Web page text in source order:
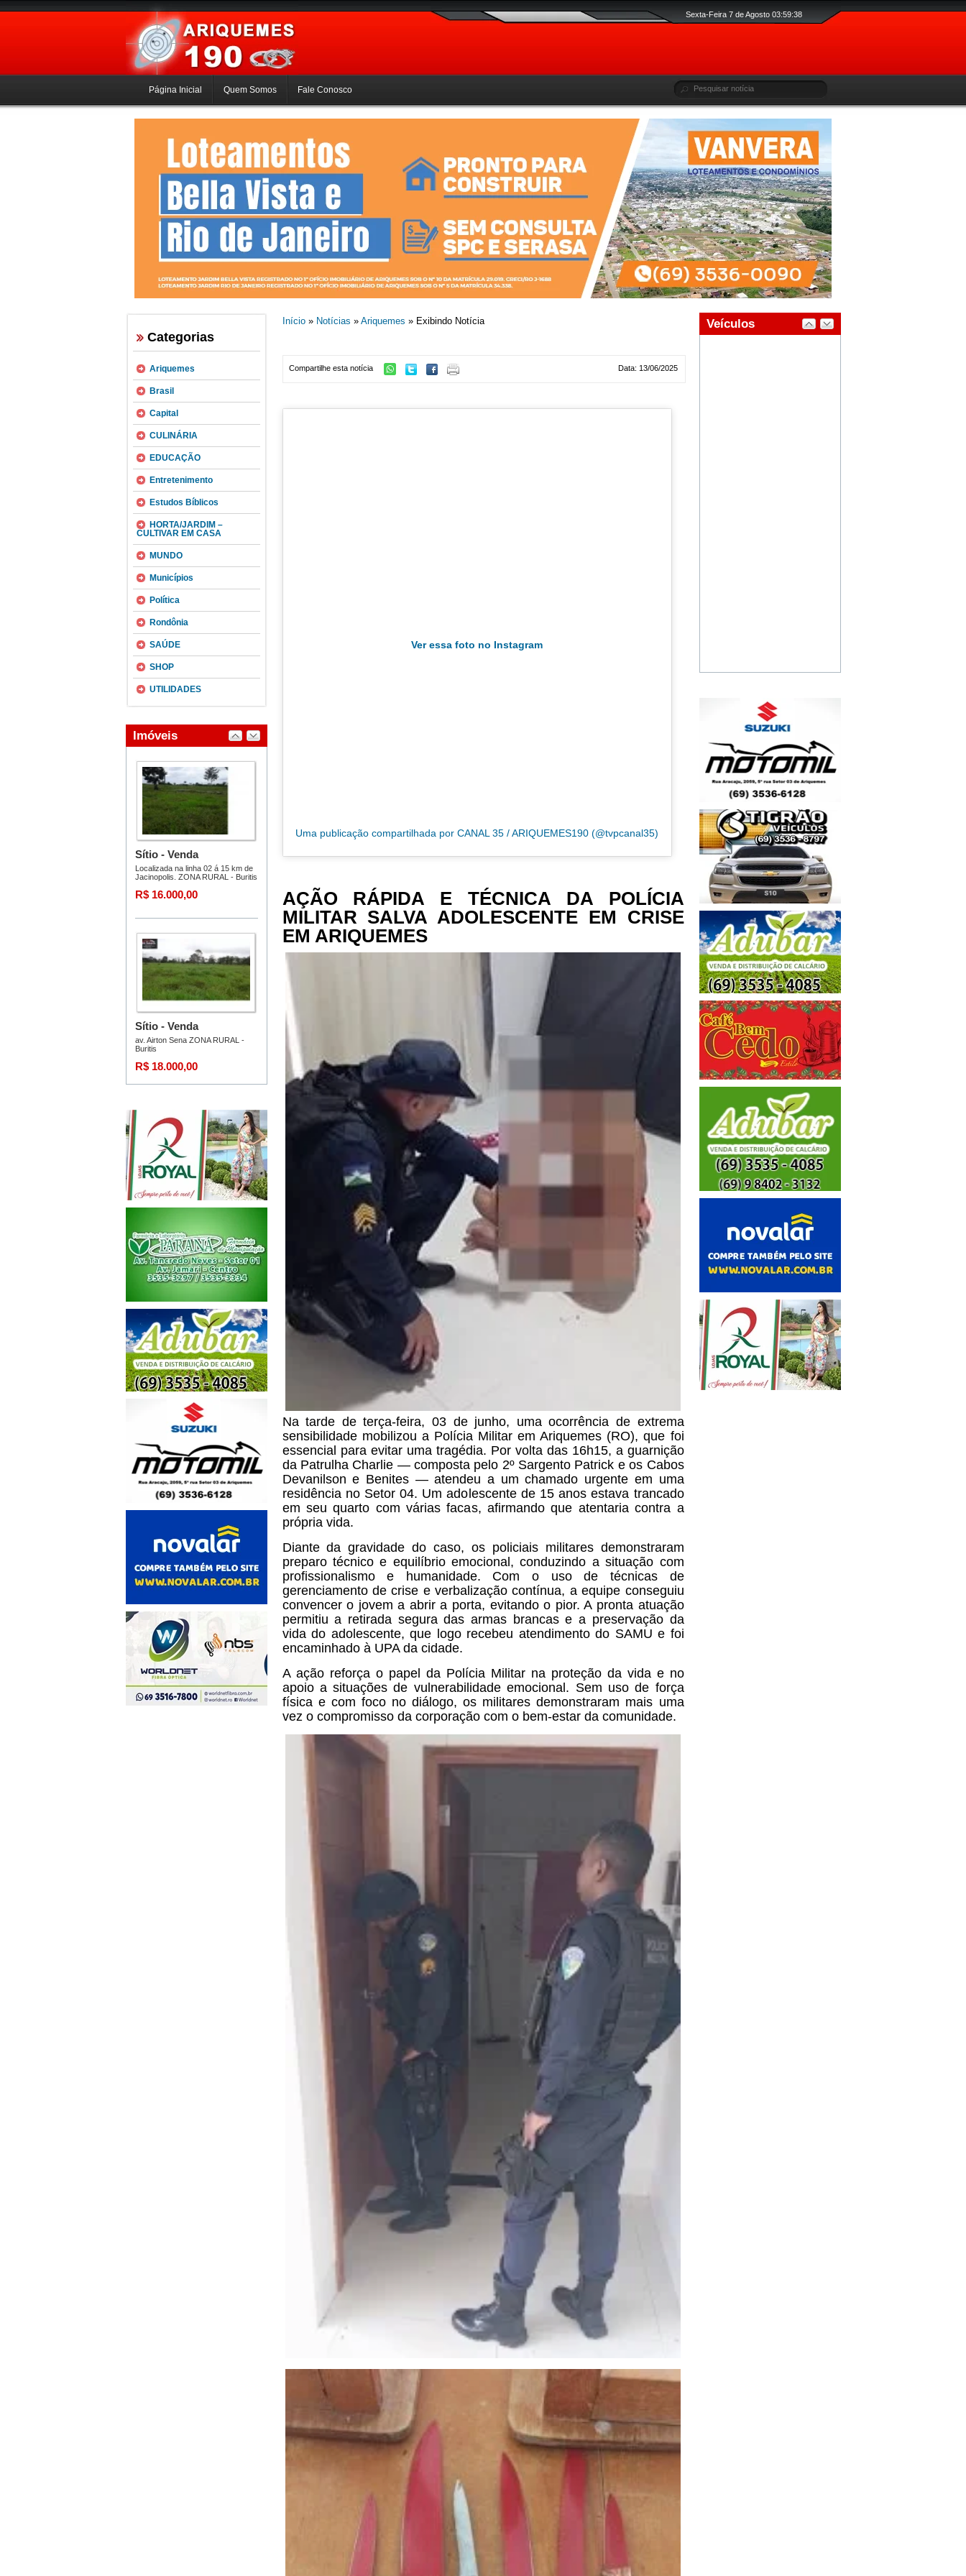
Sexta-Feira 7 de Agosto 03:59:39
Página Inicial Quem Somos Fale Conosco
Categorias
Ariquemes
Brasil
Capital
CULINÁRIA
EDUCAÇÃO
Entretenimento
Estudos Bíblicos
HORTA/JARDIM –
CULTIVAR EM CASA
MUNDO
Municípios
Política
Rondônia
SAÚDE
SHOP
UTILIDADES
Início» Notícias » Ariquemes » Exibindo Notícia
Data: 13/06/2025
Compartilhe esta notícia
Ver essa foto no Instagram
Uma publicação compartilhada por CANAL 35 / ARIQUEMES190 (@tvpcanal35)
AÇÃO RÁPIDA E TÉCNICA DA POLÍCIA
MILITAR SALVA ADOLESCENTE EM CRISE
EM ARIQUEMES
Na tarde de terça-feira, 03 de junho, uma ocorrência de extrema
sensibilidade mobilizou a Polícia Militar em Ariquemes (RO), que foi
essencial para evitar uma tragédia. Por volta das 16h15, a guarnição
da Patrulha Charlie — composta pelo 2º Sargento Patrick e os Cabos
Devanilson e Benites — atendeu a um chamado urgente em uma
residência no Setor 04. Um adolescente de 15 anos estava trancado
em seu quarto com várias facas, afirmando que atentaria contra a
própria vida.
Diante da gravidade do caso, os policiais militares demonstraram
preparo técnico e equilíbrio emocional, conduzindo a situação com
profissionalismo e humanidade. Com o uso de técnicas de
gerenciamento de crise e verbalização contínua, a equipe conseguiu
convencer o jovem a abrir a porta, evitando o pior. A pronta atuação
permitiu a retirada segura das armas brancas e a preservação da
vida do adolescente, que logo recebeu atendimento do SAMU e foi
encaminhado à UPA da cidade.
A ação reforça o papel da Polícia Militar na proteção da vida e no
apoio a situações de vulnerabilidade emocional. Sem uso de força
física e com foco no diálogo, os militares demonstraram mais uma
vez o compromisso da corporação com o bem-estar da comunidade.